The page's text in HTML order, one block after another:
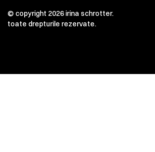
© copyright 2026 irina schrotter.
toate drepturile rezervate.